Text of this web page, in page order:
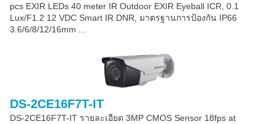
pcs EXIR LEDs 40 meter IR Outdoor EXIR Eyeball ICR, 0.1
Lux/F1.2 12 VDC Smart IR DNR, มาตรฐานการป้องกัน IP66
3.6/6/8/12/16mm ...
DS-2CE16F7T-IT
DS-2CE16F7T-IT รายละเอียด 3MP CMOS Sensor 18fps at